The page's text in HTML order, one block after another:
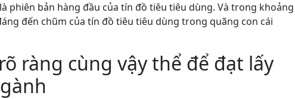
phiên bản hàng đầu của tín đồ tiêu tiêu dùng. Và trong khoảng
đến chũm của tín đồ tiêu tiêu dùng trong quãng con cái
ràng cùng vậy thể để đạt lấy